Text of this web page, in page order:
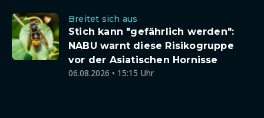
Breitet sich aus
Stich kann "gefährlich werden":
NABU warnt diese Risikogruppe
vor der Asiatischen Hornisse
06.08.2026 • 15:15 Uhr